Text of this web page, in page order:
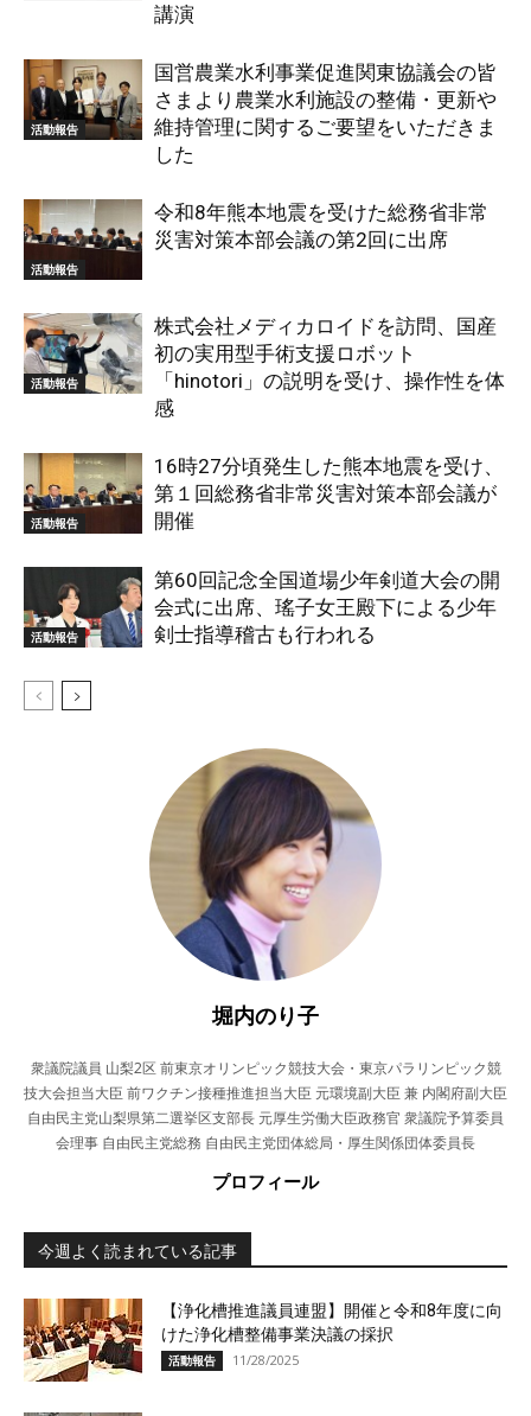
講演
活動報告
国営農業水利事業促進関東協議会の皆
さまより農業水利施設の整備・更新や
維持管理に関するご要望をいただきま
した
活動報告
令和8年熊本地震を受けた総務省非常
災害対策本部会議の第2回に出席
活動報告
株式会社メディカロイドを訪問、国産
初の実用型手術支援ロボット
「hinotori」の説明を受け、操作性を体
感
活動報告
16時27分頃発生した熊本地震を受け、
第１回総務省非常災害対策本部会議が
開催
活動報告
第60回記念全国道場少年剣道大会の開
会式に出席、瑤子女王殿下による少年
剣士指導稽古も行われる
堀内のり子
衆議院議員 山梨2区 前東京オリンピック競技大会・東京パラリンピック競
技大会担当大臣 前ワクチン接種推進担当大臣 元環境副大臣 兼 内閣府副大臣
自由民主党山梨県第二選挙区支部長 元厚生労働大臣政務官 衆議院予算委員
会理事 自由民主党総務 自由民主党団体総局・厚生関係団体委員長
プロフィール
今週よく読まれている記事
【浄化槽推進議員連盟】開催と令和8年度に向
けた浄化槽整備事業決議の採択
活動報告 11/28/2025